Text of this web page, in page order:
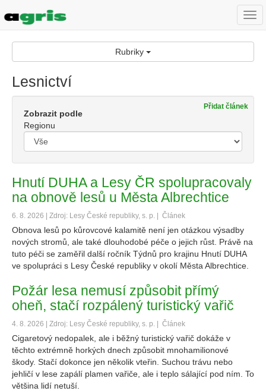
Rubriky
Lesnictví
Přidat článek
Zobrazit podle
Regionu
Hnutí DUHA a Lesy ČR spolupracovaly
na obnově lesů u Města Albrechtice
6. 8. 2026 | Zdroj: Lesy České republiky, s. p. | Článek
Obnova lesů po kůrovcové kalamitě není jen otázkou výsadby
nových stromů, ale také dlouhodobé péče o jejich růst. Právě na
tuto péči se zaměřil další ročník Týdnů pro krajinu Hnutí DUHA
ve spolupráci s Lesy České republiky v okolí Města Albrechtice.
Požár lesa nemusí způsobit přímý
oheň, stačí rozpálený turistický vařič
4. 8. 2026 | Zdroj: Lesy České republiky, s. p. | Článek
Cigaretový nedopalek, ale i běžný turistický vařič dokáže v
těchto extrémně horkých dnech způsobit mnohamilionové
škody. Stačí dokonce jen několik vteřin. Suchou trávu nebo
jehličí v lese zapálí plamen vařiče, ale i teplo sálající pod ním. To
většina lidí netuší.